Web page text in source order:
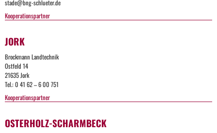
stade@bng-schlueter.de
Kooperationspartner
JORK
Brockmann Landtechnik
Ostfeld 14
21635 Jork
Tel.: 0 41 62 – 6 00 751
Kooperationspartner
OSTERHOLZ-SCHARMBECK